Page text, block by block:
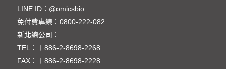
LINE ID： @omicsbio
免付費專線： 0800-222-082
新北總公司：
TEL： ＋886-2-8698-2268
FAX： ＋886-2-8698-2228